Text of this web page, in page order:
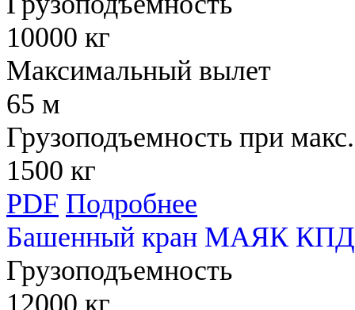
10000 кг
Максимальный вылет
65 м
Грузоподъемность при
1500 кг
PDF Подробнее
Башенный кран МАЯК КПД
Грузоподъемность